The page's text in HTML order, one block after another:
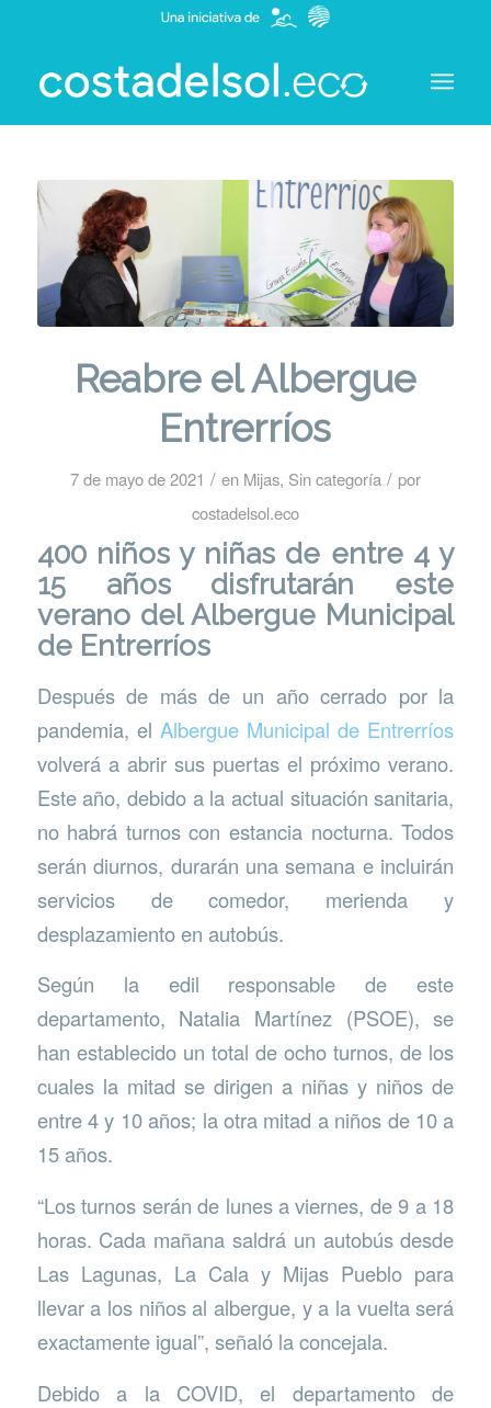
Reabre el Albergue
Entrerríos
7 de mayo de 2021 / en Mijas, Sin categoría / por
costadelsol.eco
400 niños y niñas de entre 4 y
15 años disfrutarán este
verano del Albergue Municipal
de Entrerríos
Después de más de un año cerrado por la
pandemia, el Albergue Municipal de Entrerríos
volverá a abrir sus puertas el próximo verano.
Este año, debido a la actual situación sanitaria,
no habrá turnos con estancia nocturna. Todos
serán diurnos, durarán una semana e incluirán
servicios de comedor, merienda y
desplazamiento en autobús.
Según la edil responsable de este
departamento, Natalia Martínez (PSOE), se
han establecido un total de ocho turnos, de los
cuales la mitad se dirigen a niñas y niños de
entre 4 y 10 años; la otra mitad a niños de 10 a
15 años.
“Los turnos serán de lunes a viernes, de 9 a 18
horas. Cada mañana saldrá un autobús desde
Las Lagunas, La Cala y Mijas Pueblo para
llevar a los niños al albergue, y a la vuelta será
exactamente igual”, señaló la concejala.
Debido a la COVID, el departamento de